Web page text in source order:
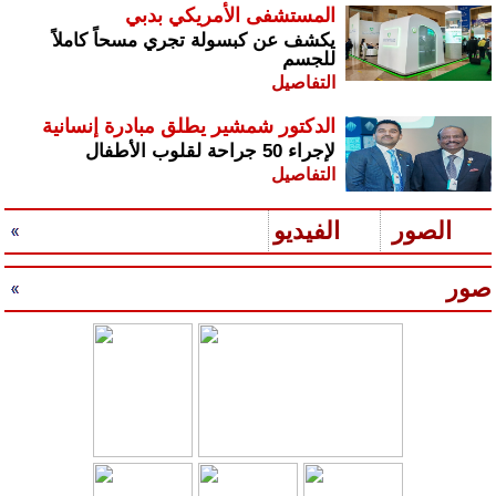
المستشفى الأمريكي بدبي
يكشف عن كبسولة تجري مسحاً كاملاً
للجسم
التفاصيل
الدكتور شمشير يطلق مبادرة إنسانية
لإجراء 50 جراحة لقلوب الأطفال
التفاصيل
الصور الفيديو
صور